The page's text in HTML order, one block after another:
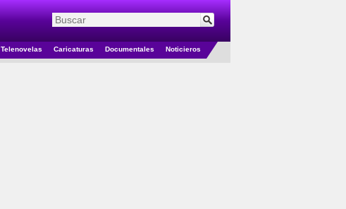
Telenovelas Caricaturas Documentales Noticieros